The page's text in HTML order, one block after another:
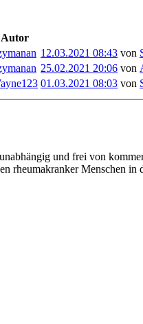
Autor
12.03.2021 08:43 von
25.02.2021 20:06 von
01.03.2021 08:03 von
und frei von
rheumakranker Menschen